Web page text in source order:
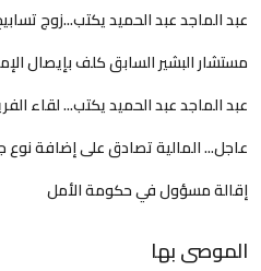
عبد الماجد عبد الحميد يكتب...زوج
مستشار البشير السابق كلف بإيصال
عبد الماجد عبد الحميد يكتب... لقاء
عاجل... المالية تصادق على إضافة نوع
إقالة مسؤول في حكومة الأمل
الموصى بها